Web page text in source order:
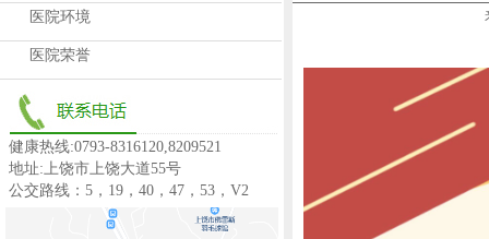
医院环境
医院荣誉
健康热线:0793-8316120,8209521
地址:上饶市上饶大道55号
公交路线：5，19，40，47，53，V2